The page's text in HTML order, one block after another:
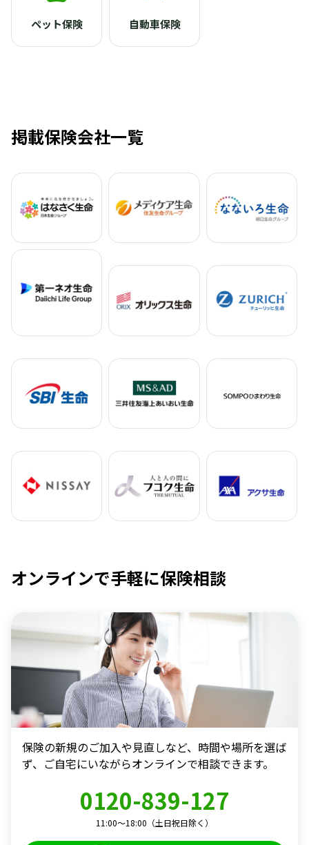
ペット保険 自動車保険
掲載保険会社一覧
オンラインで手軽に保険相談
保険の新規のご加入や見直しなど、時間や場所を選ば
ず、 ご自宅にいながらオンラインで相談できます。
0120-839-127
11:00～18:00（土日祝日除く）